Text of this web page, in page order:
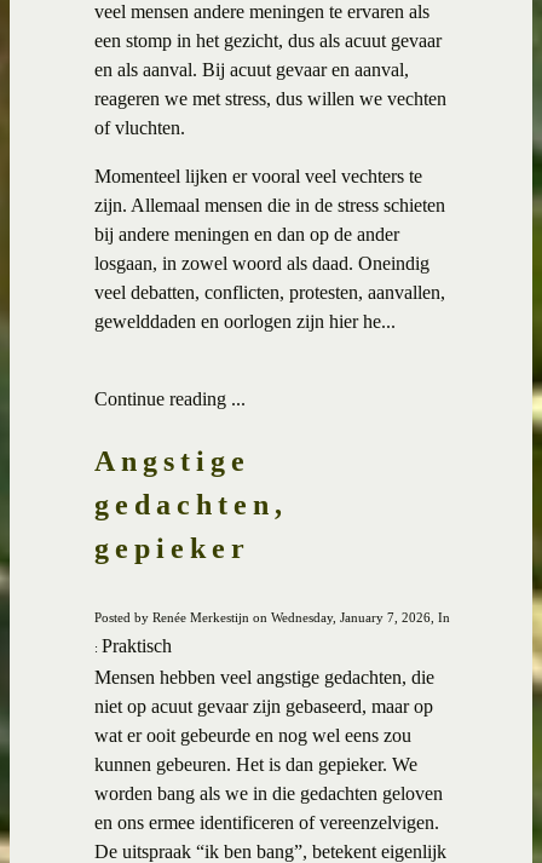
veel mensen andere meningen te ervaren als
een stomp in het gezicht, dus als acuut gevaar
en als aanval. Bij acuut gevaar en aanval,
reageren we met stress, dus willen we vechten
of vluchten.
Momenteel lijken er vooral veel vechters te
zijn. Allemaal mensen die in de stress schieten
bij andere meningen en dan op de ander
losgaan, in zowel woord als daad. Oneindig
veel debatten, conflicten, protesten, aanvallen,
gewelddaden en oorlogen zijn hier he...
Continue reading ...
Angstige
gedachten,
gepieker
Posted by Renée Merkestijn on Wednesday, January 7, 2026, In
: Praktisch
Mensen hebben veel angstige gedachten, die
niet op acuut gevaar zijn gebaseerd, maar op
wat er ooit gebeurde en nog wel eens zou
kunnen gebeuren. Het is dan gepieker. We
worden bang als we in die gedachten geloven
en ons ermee identificeren of vereenzelvigen.
De uitspraak “ik ben bang”, betekent eigenlijk